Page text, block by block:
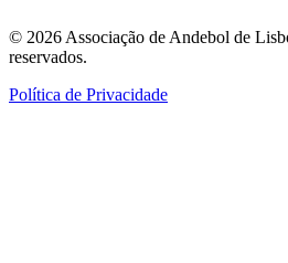
© 2026 Associação de Andebol de
reservados.
Política de Privacidade